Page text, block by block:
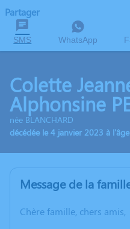
Partager
SMS WhatsApp
Colette
Alphonsine
née BLANCHARD
décédée le 4 janvier 2023 à
Message de la
Chère famille, chers amis,